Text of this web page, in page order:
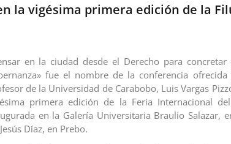
la vigésima primera edición de la
en la ciudad desde el Derecho para
fue el nombre de la conferencia
de la Universidad de Carabobo, Luis Vargas
primera edición de la Feria Internacional
en la Galería Universitaria Braulio Salazar,
Díaz, en Prebo.